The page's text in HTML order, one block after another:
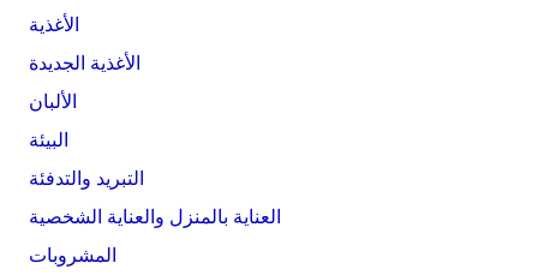
الأغذية
الأغذية الجديدة
الألبان
البيئة
التبريد والتدفئة
العناية بالمنزل والعناية الشخصية
المشروبات